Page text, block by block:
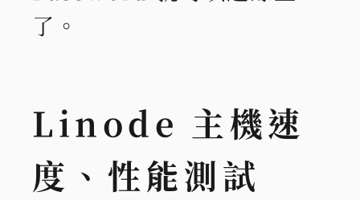
了。
Linode 主機速
度、性能測試